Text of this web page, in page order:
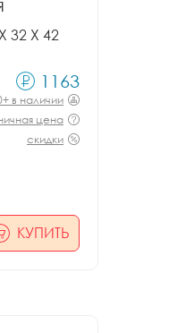
32 X 42
1163
в наличии
цена
скидки
КУПИТЬ